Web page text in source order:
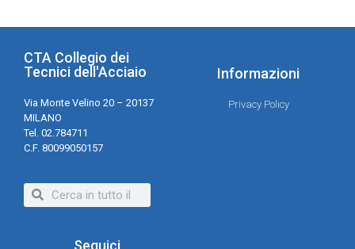
CTA Collegio dei
Tecnici dell'Acciaio
Via Monte Velino 20 – 20137
MILANO
Tel. 02.784711
C.F. 80099050157
Informazioni
Privacy Policy
Seguici